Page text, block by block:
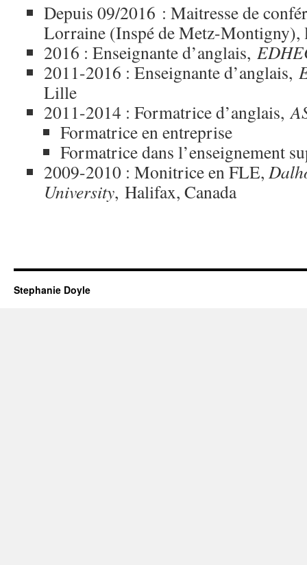
Depuis 09/2016 : Maitresse de
Lorraine (Inspé de Metz-
2016 : Enseignante d’anglais,
2011-2016 : Enseignante d’anglais,
Lille
2011-2014 : Formatrice d’anglais,
Formatrice en entreprise
Formatrice dans l’enseignement
2009-2010 : Monitrice en FLE,
University, Halifax, Canada
Stephanie Doyle